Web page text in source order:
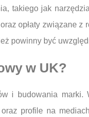
takiego jak
opłaty związane z
powinny być
w UK?
i budowania marki.
profile na